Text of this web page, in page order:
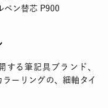
ン替芯 P900
する筆記具ブランド、
ーリングの、細軸タイ